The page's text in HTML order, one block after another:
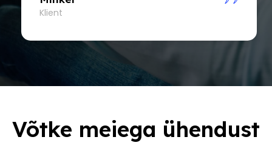
Klient
Võtke meiega ühendust